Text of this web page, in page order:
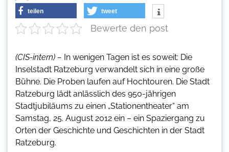
teilen tweet
Bewerte den post
(CIS-intern) – In wenigen Tagen ist es soweit: Die
Inselstadt Ratzeburg verwandelt sich in eine große
Bühne. Die Proben laufen auf Hochtouren. Die Stadt
Ratzeburg lädt anlässlich des 950-jährigen
Stadtjubiläums zu einen „Stationentheater“ am
Samstag, 25. August 2012 ein – ein Spaziergang zu
Orten der Geschichte und Geschichten in der Stadt
Ratzeburg.